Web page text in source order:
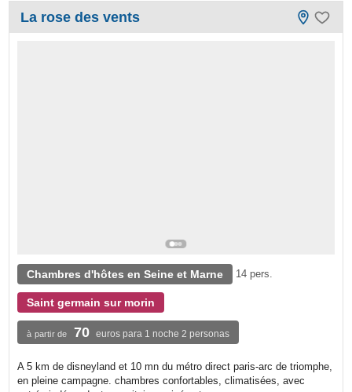
La rose des vents
Chambres d'hôtes en Seine et Marne 14 pers.
Saint germain sur morin
à partir de 70 euros para 1 noche 2 personas
A 5 km de disneyland et 10 mn du métro direct paris-arc de triomphe,
en pleine campagne. chambres confortables, climatisées, avec